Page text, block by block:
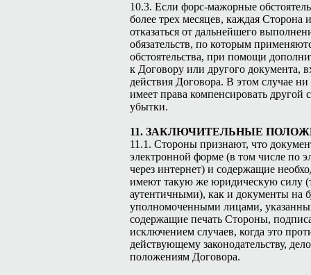
10.3. Если форс-мажорные
более трех месяцев, каждая Сторона
отказаться от дальнейшего
обязательств, по которым
обстоятельства, при помощи
к Договору или другого документа,
действия Договора. В этом случае
имеет права компенсировать другой
убытки.
11. ЗАКЛЮЧИТЕЛЬНЫЕ
11.1. Стороны признают, что
электронной форме (в том числе по
через интернет) и содержащие
имеют такую же юридическую силу
аутентичными), как и документы на
уполномоченными лицами,
содержащие печать Стороны,
исключением случаев, когда это
действующему законодательству,
положениям Договора.